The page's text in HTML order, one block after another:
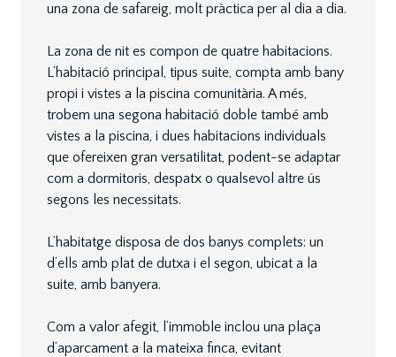
una zona de safareig, molt pràctica per al dia a dia.
La zona de nit es compon de quatre habitacions.
L’habitació principal, tipus suite, compta amb bany
propi i vistes a la piscina comunitària. A més,
trobem una segona habitació doble també amb
vistes a la piscina, i dues habitacions individuals
que ofereixen gran versatilitat, podent-se adaptar
com a dormitoris, despatx o qualsevol altre ús
segons les necessitats.
L’habitatge disposa de dos banys complets: un
d’ells amb plat de dutxa i el segon, ubicat a la
suite, amb banyera.
Com a valor afegit, l’immoble inclou una plaça
d’aparcament a la mateixa finca, evitant